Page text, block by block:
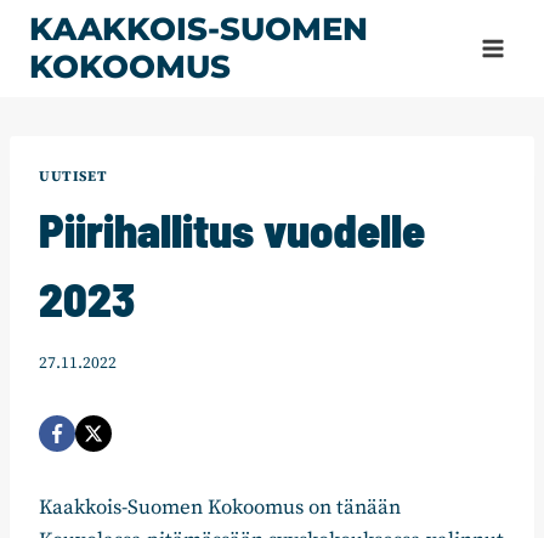
Siirry
sisältöön
KAAKKOIS-SUOMEN
KOKOOMUS
UUTISET
Piirihallitus vuodelle
2023
27.11.2022
Kaakkois-Suomen Kokoomus on tänään